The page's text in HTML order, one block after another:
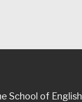
School of English